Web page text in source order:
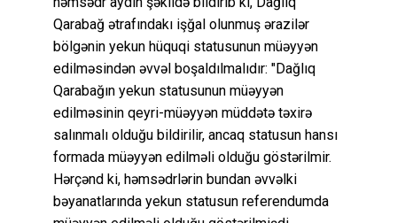
Qarabağ ətrafındakı işğal olunmuş ərazilər
bölgənin yekun hüquqi statusunun müəyyən
edilməsindən əvvəl boşaldılmalıdır: "Dağlıq
Qarabağın yekun statusunun müəyyən
edilməsinin qeyri-müəyyən müddətə təxirə
salınmalı olduğu bildirilir, ancaq statusun hansı
formada müəyyən edilməli olduğu göstərilmir.
Hərçənd ki, həmsədrlərin bundan əvvəlki
bəyanatlarında yekun statusun referendumda